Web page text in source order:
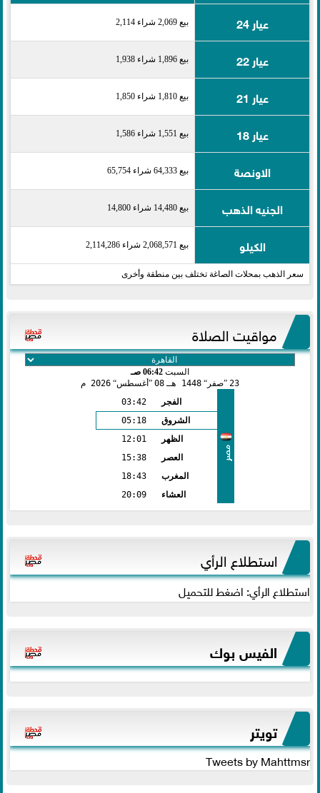
عيار 24
بيع 2,069 شراء 2,114
عيار 22 بيع 1,896 شراء 1,938
عيار 21 بيع 1,810 شراء 1,850
عيار 18 بيع 1,551 شراء 1,586
الاونصة بيع 64,333 شراء 65,754
الجنيه الذهب بيع 14,480 شراء 14,800
الكيلو بيع 2,068,571 شراء 2,114,286
سعر الذهب بمحلات الصاغة تختلف بين منطقة وأخرى
مواقيت الصلاة
السبت 06:42 صـ
23 صفر 1448 هـ 08 أغسطس 2026 م
مصر
الفجر
03:42
الشروق
05:18
الظهر
12:01
العصر
15:38
المغرب
18:43
العشاء
20:09
استطلاع الرأي
استطلاع الرأي: اضغط للتحميل
الفيس بوك
تويتر
Tweets by Mahttmsr